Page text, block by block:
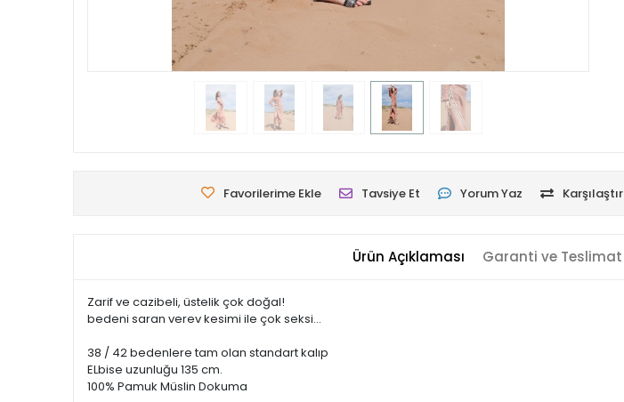
Favorilerime Ekle Tavsiye Et Yorum Yaz Karşılaştır
Ürün Açıklaması Garanti ve Teslimat
Zarif ve cazibeli, üstelik çok doğal!
bedeni saran verev kesimi ile çok seksi...
38 / 42 bedenlere tam olan standart kalıp
ELbise uzunluğu 135 cm.
100% Pamuk Müslin Dokuma